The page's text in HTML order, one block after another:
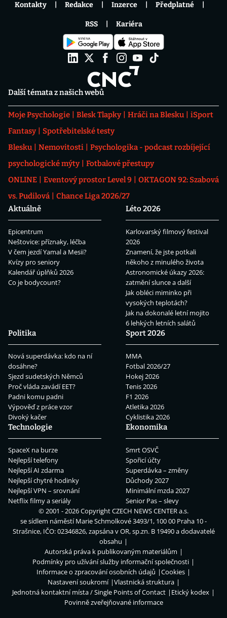
Další témata z našich webů
Moje Psychologie Blesk Tlapky Hráči na Blesku
iSport
Fantasy
Spotřebitelské testy
Blesku
Nemovitosti
Psychologika - podcast rozbíjející
psychologické mýty
Fotbalové přestupy
ONLINE
Eventový prostor Level 9
OKTAGON 92: Szabová
vs. Pudilová
Chance Liga 2026/27
Aktuálně
Epicentrum
Neštovice: příznaky, léčba
V čem jezdí Yamal a Mesii?
Kvízy pro seniory
Kalendář úplňků 2026
Co je bodycount?
Léto 2026
Karlovarský filmový festival
2026
Znamení, že jste potkali
někoho z minulého života
Astronomické úkazy 2026:
zatmění slunce a další
Jak obléci miminko při
vysokých teplotách?
Jak na dokonalé letní mojito
6 lehkých letních salátů
Politika
Nová superdávka: kdo na ní
dosáhne?
Sjezd sudetských Němců
Proč vláda zavádí EET?
Padni komu padni
Výpověď z práce vzor
Divoký kačer
Sport 2026
MMA
Fotbal 2026/27
Hokej 2026
Tenis 2026
F1 2026
Atletika 2026
Cyklistika 2026
Technologie
SpaceX na burze
Nejlepší telefony
Nejlepší AI zdarma
Nejlepší chytré hodinky
Nejlepší VPN – srovnání
Netflix filmy a seriály
Ekonomika
Smrt OSVČ
Spořicí účty
Superdávka – změny
Důchody 2027
Minimální mzda 2027
Senior Pas – slevy
Kontakty Redakce Inzerce Předplatné
RSS Kariéra
© 2001 - 2026 CopyrightCZECH NEWS CENTER a.s.
se sídlem náměstí Marie Schmolkové 3493/1, 100 00 Praha 10 -
Strašnice, IČO: 02346826, zapsána v OR, sp.zn. B 19490 a dodavatelé
obsahu
Autorská práva k publikovaným materiálům
Podmínky pro užívání služby informační společnosti
Informace o zpracování osobních údajů
Cookies
Nastavení soukromí
Vlastnická struktura
Jednotná kontaktní místa / Single Points of Contact
Etický kodex
Povinně zveřejňované informace